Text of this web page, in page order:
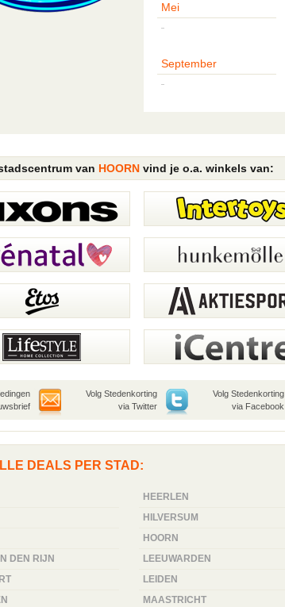
Mei
-
September
-
van HOORN vind je o.a. winkels van:
Volg Stedenkorting
via Twitter
Volg Stedenkorting
via Facebook
DEALS PER STAD:
DEN RIJN
HEERLEN
HILVERSUM
HOORN
LEEUWARDEN
LEIDEN
MAASTRICHT